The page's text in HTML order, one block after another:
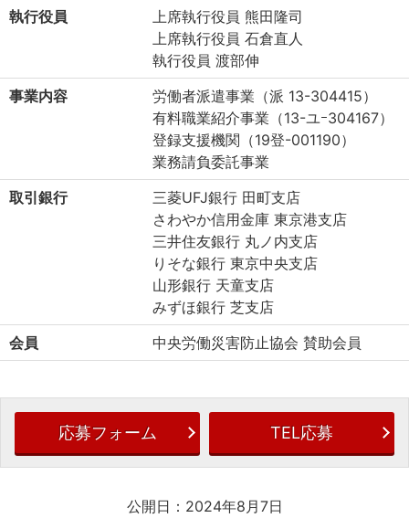
執行役員
上席執行役員 熊田隆司
上席執行役員 石倉直人
執行役員 渡部伸
事業内容
労働者派遣事業（派 13-304415）
有料職業紹介事業（13-ユｰ304167）
登録支援機関（19登-001190）
業務請負委託事業
取引銀行
三菱UFJ銀行 田町支店
さわやか信用金庫 東京港支店
三井住友銀行 丸ノ内支店
りそな銀行 東京中央支店
山形銀行 天童支店
みずほ銀行 芝支店
会員
中央労働災害防止協会 賛助会員
応募フォーム TEL応募
公開日：2024年8月7日